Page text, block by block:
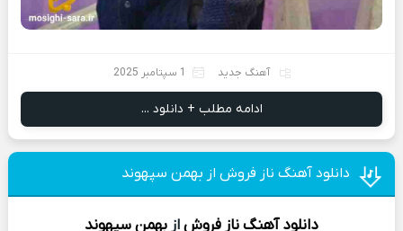
آهنگ جدید 1 سپتامبر 2025
ادامه مطلب + دانلود ...
دانلود آهنگ ناز فروش از بهمن سپهوند
دانلود آهنگناز فروشازبهمن سپهوند